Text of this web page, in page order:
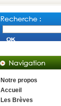
Notre propos
Accueil
Les Brèves